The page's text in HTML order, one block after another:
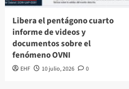
Libera el pentágono cuarto
informe de videos y
documentos sobre el
fenómeno OVNI
EHF 10 julio, 2026 0